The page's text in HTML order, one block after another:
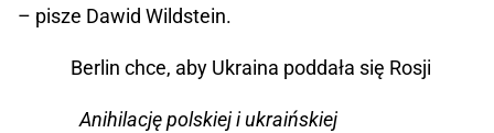
– pisze Dawid Wildstein.
Berlin chce, aby Ukraina poddała się Rosji
Anihilację polskiej i ukraińskiej